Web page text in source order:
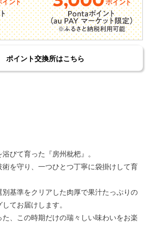
ポイント交換所はこちら
びて育った『房州枇杷』。
を守り、一つひとつ丁寧に袋掛けして育
別基準をクリアした肉厚で果汁たっぷりの
てお届けします。
、この時期だけの瑞々しい味わいをお楽